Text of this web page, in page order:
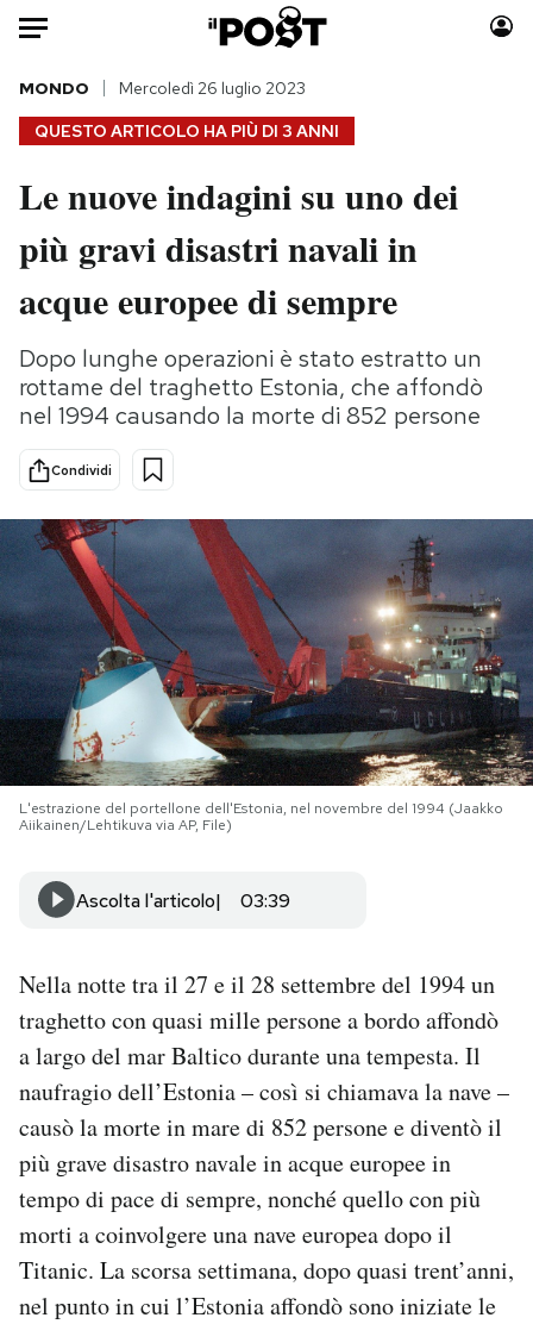
Auto
HOME
Italia
Politica
Tecnologia
Scienza
Cultura
Sport
Moda
Consumismi
Storie/Idee
Media
Europa
PODCAST
NEWSLETTER
I MIEI PREFERITI
SHOP
CALENDARIO
AREA PERSONALE
Area Personale
Newsletter
Notifiche mobile
Regala il Post
Esci
QUESTO ARTICOLO HA PIÙ DI 3 ANNI
MONDO Mercoledì 26 luglio 2023
Le nuove indagini su uno dei
più gravi disastri navali in
acque europee di sempre
Dopo lunghe operazioni è stato estratto un
rottame del traghetto Estonia, che affondò
nel 1994 causando la morte di 852 persone
Condividi
L'estrazione del portellone dell'Estonia, nel novembre del 1994 (Jaakko
Aiikainen/Lehtikuva via AP, File)
Ascolta l'articolo 03:39
Nella notte tra il 27 e il 28 settembre del 1994 un
traghetto con quasi mille persone a bordo affondò
a largo del mar Baltico durante una tempesta. Il
naufragio dell’Estonia – così si chiamava la nave –
causò la morte in mare di 852 persone e diventò il
più grave disastro navale in acque europee in
tempo di pace di sempre, nonché quello con più
morti a coinvolgere una nave europea dopo il
Titanic. La scorsa settimana, dopo quasi trent’anni,
nel punto in cui l’Estonia affondò sono iniziate le